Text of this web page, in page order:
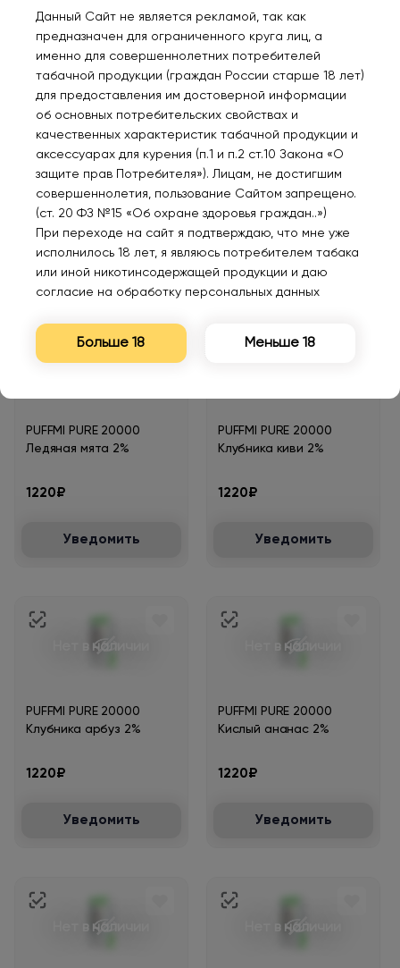
Нет в наличии
PUFFMI PURE 20000
1220₽
Уведомить
Нет в наличии
PUFFMI PURE 20000
Персик маракуйя 2%
1220₽
Уведомить
Нет в наличии
PUFFMI PURE 20000
Ледяная мята 2%
1220₽
Уведомить
PUFFMI PURE 20000
Клубника киви 2%
1220₽
Уведомить
Нет в наличии
PUFFMI PURE 20000
Клубника арбуз 2%
1220₽
Уведомить
Нет в наличии
PUFFMI PURE 20000
Кислый ананас 2%
1220₽
Уведомить
Нет в наличии Нет в наличии
Данный Сайт не является рекламой, так как
предназначен для ограниченного круга лиц, а
именно для совершеннолетних потребителей
табачной продукции (граждан России старше 18 лет)
для предоставления им достоверной информации
об основных потребительских свойствах и
качественных характеристик табачной продукции и
аксессуарах для курения (п.1 и п.2 ст.10 Закона «О
защите прав Потребителя»). Лицам, не достигшим
совершеннолетия, пользование Сайтом запрещено.
(ст. 20 ФЗ №15 «Об охране здоровья граждан..»)
При переходе на сайт я подтверждаю, что мне уже
исполнилось 18 лет, я являюсь потребителем табака
или иной никотинсодержащей продукции и даю
согласие на обработку персональных данных
Больше 18 Меньше 18